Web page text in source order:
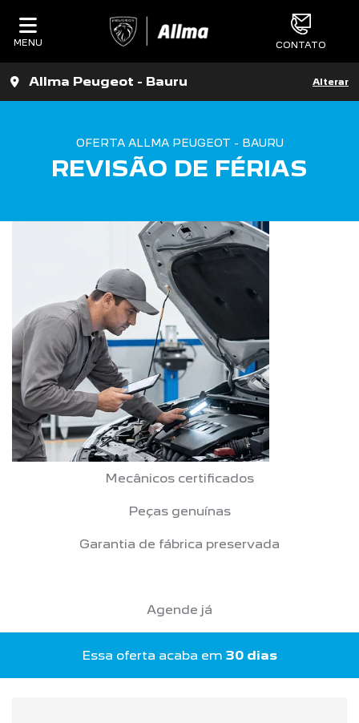
MENU CONTATO
Allma Peugeot - Bauru Alterar
OFERTA ALLMA PEUGEOT - BAURU
REVISÃO DE FÉRIAS
Mecânicos certificados
Peças genuínas
Garantia de fábrica preservada
Agende já
Essa oferta acaba em 30 dias